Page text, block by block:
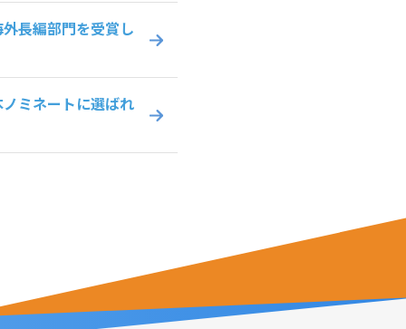
長編部門を受賞し
ミネートに選ばれ